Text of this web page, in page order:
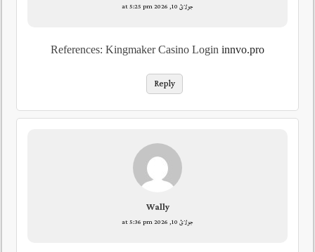
جولائ 10, 2026 at 5:25 pm
References: Kingmaker Casino Login innvo.pro
Reply
Wally
جولائ 10, 2026 at 5:36 pm